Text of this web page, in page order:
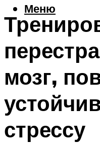
Меню
мозг,
стрессу